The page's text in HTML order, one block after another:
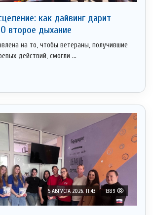
как дайвинг дарит
второе дыхание
на то, чтобы ветераны, получившие
действий, смогли ...
5 АВГУСТА 2026, 11:43 1389